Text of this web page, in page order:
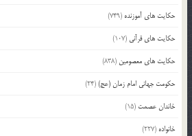
حکایت های آموزنده (749)
حکایت های قرآنی (107)
حکایت های معصومین (838)
حکومت جهانی امام زمان (عج)(24)
خاندان عصمت (15)
خانواده (227)